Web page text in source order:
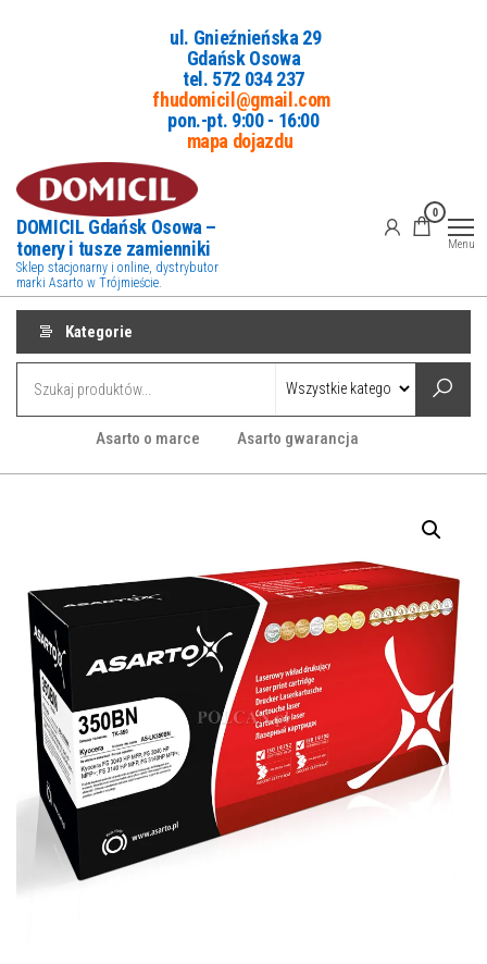
ul. Gnieźnieńska 29
Gdańsk Osowa
tel. 572 034 237
fhudomicil@gmail.com
pon.-pt. 9:00 - 16:00
mapa dojazdu
DOMICIL Gdańsk Osowa –
tonery i tusze zamienniki
Sklep stacjonarny i online, dystrybutor
marki Asarto w Trójmieście.
0
Menu
Kategorie
Asarto o marce Asarto gwarancja